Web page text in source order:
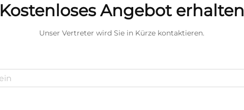
Kostenloses Angebot erhalten
Unser Vertreter wird Sie in Kürze kontaktieren.